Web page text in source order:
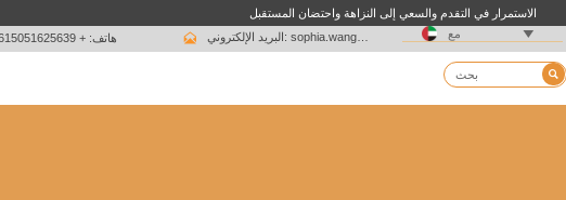
الاستمرار في التقدم والسعي إلى النزاهة واحتضان المستقبل
هاتف: + 8615051625639  مع 
